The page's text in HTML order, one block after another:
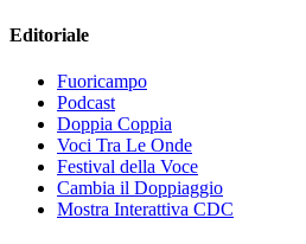
Editoriale
Fuoricampo
Podcast
Doppia Coppia
Voci Tra Le Onde
Festival della Voce
Cambia il Doppiaggio
Mostra Interattiva CDC